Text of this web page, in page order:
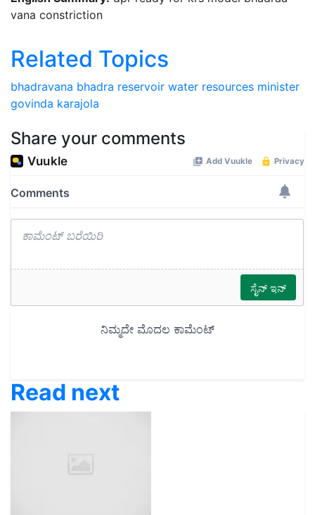
vana constriction
Related Topics
bhadravana bhadra reservoir water resources minister
govinda karajola
Share your comments
Read next